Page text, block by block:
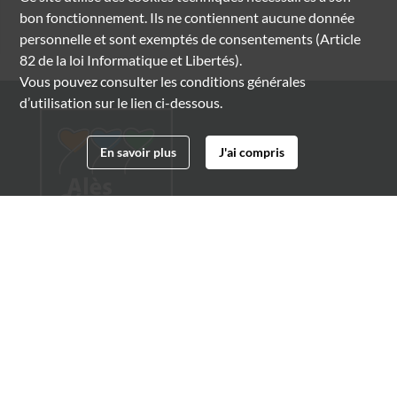
bon fonctionnement. Ils ne contiennent aucune donnée
personnelle et sont exemptés de consentements (Article
82 de la loi Informatique et Libertés).
Vous pouvez consulter les conditions générales
d’utilisation sur le lien ci-dessous.
En savoir plus J'ai compris